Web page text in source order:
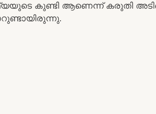
കുണ്ടി ആണെന്ന് കരുതി